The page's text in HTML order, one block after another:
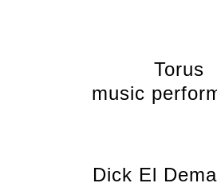
Torus
music
Dick El